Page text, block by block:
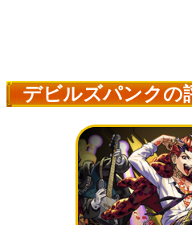
デビルズパンクの